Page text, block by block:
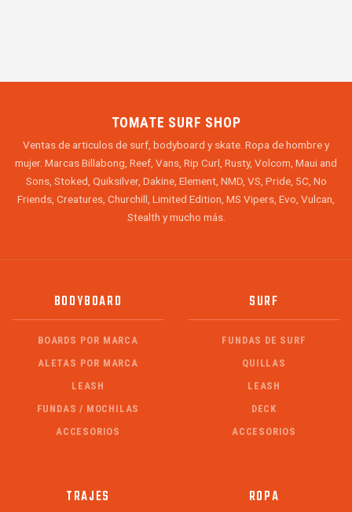
TOMATE SURF SHOP
Ventas de articulos de surf, bodyboard y skate. Ropa de hombre y
mujer. Marcas Billabong, Reef, Vans, Rip Curl, Rusty, Volcom, Maui and
Sons, Stoked, Quiksilver, Dakine, Element, NMD, VS, Pride, 5C, No
Friends, Creatures, Churchill, Limited Edition, MS Vipers, Evo, Vulcan,
Stealth y mucho más.
BODYBOARD
BOARDS POR MARCA
ALETAS POR MARCA
LEASH
FUNDAS / MOCHILAS
ACCESORIOS
SURF
FUNDAS DE SURF
QUILLAS
LEASH
DECK
ACCESORIOS
TRAJES ROPA